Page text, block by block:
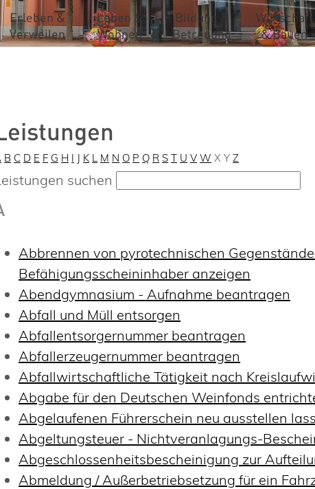
Erleben &
Verweilen
Leben &
Wohnen
Bildung &
Betreuung
Wirtschaft
& Bauen
B C D E F G H I J K L M N O P Q R S T U V W X Y Z
suchen
Abbrennen von pyrotechnischen
Befähigungsscheininhaber anzeigen
Abendgymnasium - Aufnahme beantragen
Abfall und Müll entsorgen
Abfallentsorgernummer beantragen
Abfallerzeugernummer beantragen
Abfallwirtschaftliche Tätigkeit nach
Abgabe für den Deutschen Weinfonds
Abgelaufenen Führerschein neu ausstellen
Abgeltungsteuer - Nichtveranlagungs-
Abgeschlossenheitsbescheinigung zur
Abmeldung / Außerbetriebsetzung für ein